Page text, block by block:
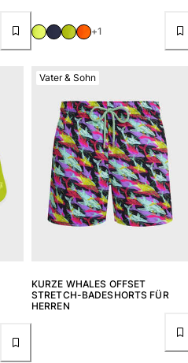
+1
KURZE WHALES OFFSET
STRETCH-BADESHORTS FÜR
HERREN
Vater & Sohn